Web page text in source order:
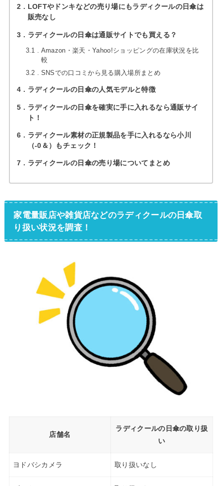
2
LOFTやドンキなどの売り場にもラディクールの日傘は
販売なし
3 ラディクールの日傘は通販サイトでも買える？
3.1
Amazon・楽天・Yahoo!ショッピングの在庫状況を比
較
3.2
SNSでの口コミから見る購入場所まとめ
4 ラディクールの日傘の人気モデルと特徴
5
ラディクールの日傘を確実に手に入れるなら通販サイ
ト！
6
ラディクール素材の正規製品を手に入れるなら小川
（-0＆）もチェック！
7 ラディクールの日傘の売り場についてまとめ
家電量販店や雑貨店などのラディクールの日傘取
り扱い状況を調査！
店舗名
ラディクールの日傘の取り扱
い
ヨドバシカメラ 取り扱いなし